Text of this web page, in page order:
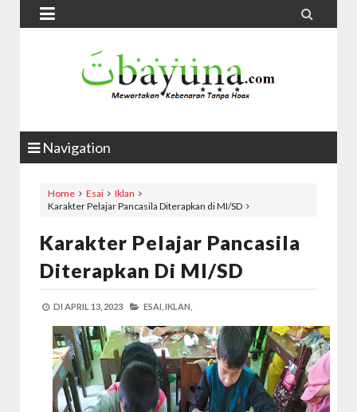
 
Navigation
Home Esai
Iklan
Karakter Pelajar Pancasila Diterapkan di MI/SD
Karakter Pelajar Pancasila
Diterapkan Di MI/SD
DI APRIL 13, 2023 ESAI, IKLAN,